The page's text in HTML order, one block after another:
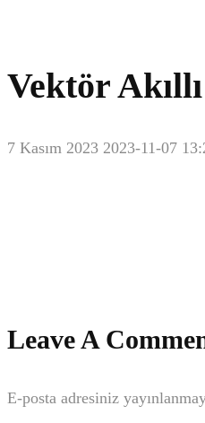
Vektör
7 Kasım 2023 2023-11-07
Leave A
E-posta adresiniz